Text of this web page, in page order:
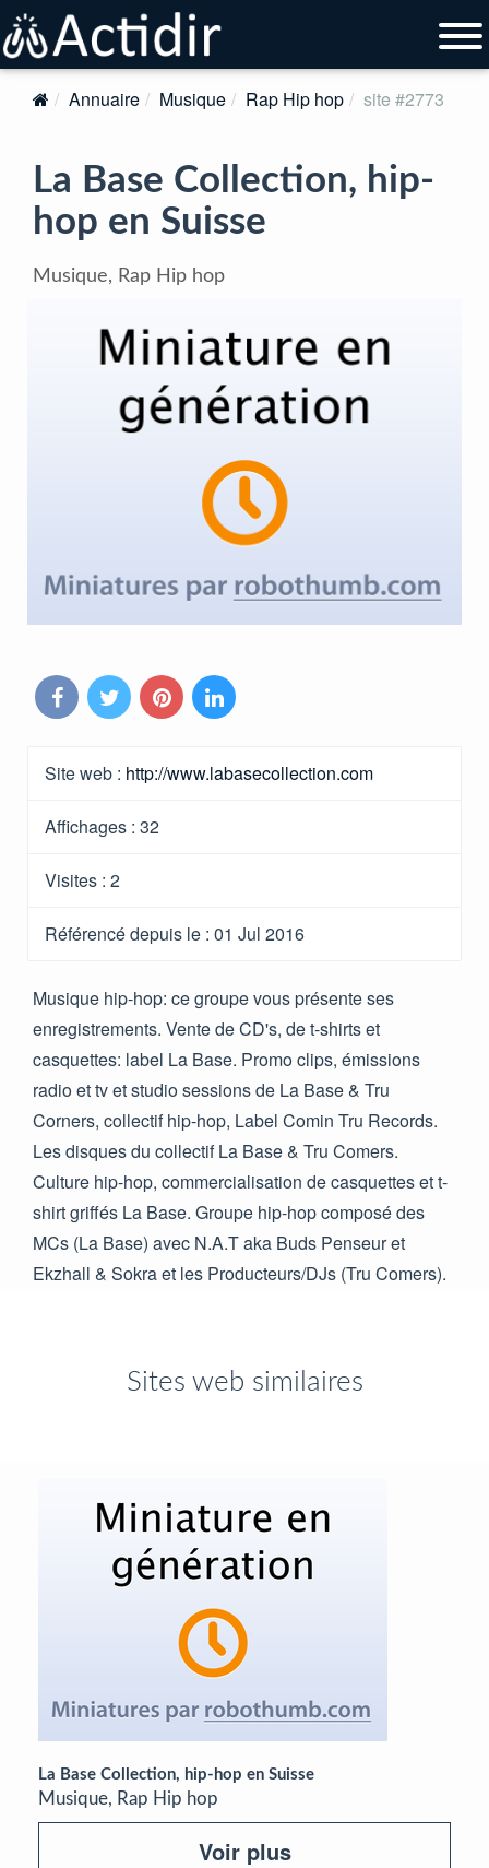
Annuaire Musique Rap Hip hop site #2773
La Base Collection, hip-
hop en Suisse
Musique, Rap Hip hop
Site web : http://www.labasecollection.com
Affichages : 32
Visites : 2
Référencé depuis le : 01 Jul 2016
Musique hip-hop: ce groupe vous présente ses
enregistrements. Vente de CD's, de t-shirts et
casquettes: label La Base. Promo clips, émissions
radio et tv et studio sessions de La Base & Tru
Corners, collectif hip-hop, Label Comin Tru Records.
Les disques du collectif La Base & Tru Comers.
Culture hip-hop, commercialisation de casquettes et t-
shirt griffés La Base. Groupe hip-hop composé des
MCs (La Base) avec N.A.T aka Buds Penseur et
Ekzhall & Sokra et les Producteurs/DJs (Tru Comers).
Sites web similaires
La Base Collection, hip-hop en Suisse
Musique, Rap Hip hop
Voir plus